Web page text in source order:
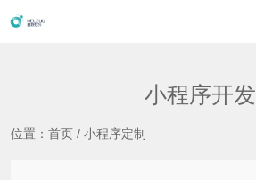
小程序开发
位置： 首页 / 小程序定制